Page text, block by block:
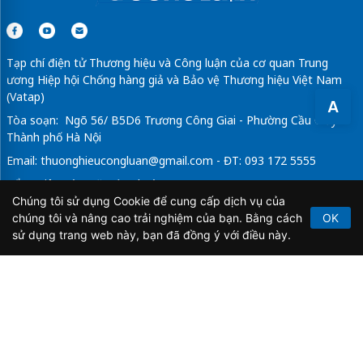
A
Tạp chí điện tử Thương hiệu và Công luận của cơ quan Trung
ương Hiệp hội Chống hàng giả và Bảo vệ Thương hiệu Việt Nam
(Vatap)
Tòa soạn: Ngõ 56/ B5D6 Trương Công Giai - Phường Cầu Giấy -
Thành phố Hà Nội
Email: thuonghieucongluan@gmail.com - ĐT: 093 172 5555
Tổng Biên Tập: Vũ Đức Thuận
Giấy phép hoạt động báo chí điện tử số 64/GP-BTTTT do Bộ
Thông tin và Truyền thông cấp ngày 21/2/2020.
Chúng tôi sử dụng Cookie để cung cấp dịch vụ của
chúng tôi và nâng cao trải nghiệm của bạn. Bằng cách
sử dụng trang web này, bạn đã đồng ý với điều này.
OK